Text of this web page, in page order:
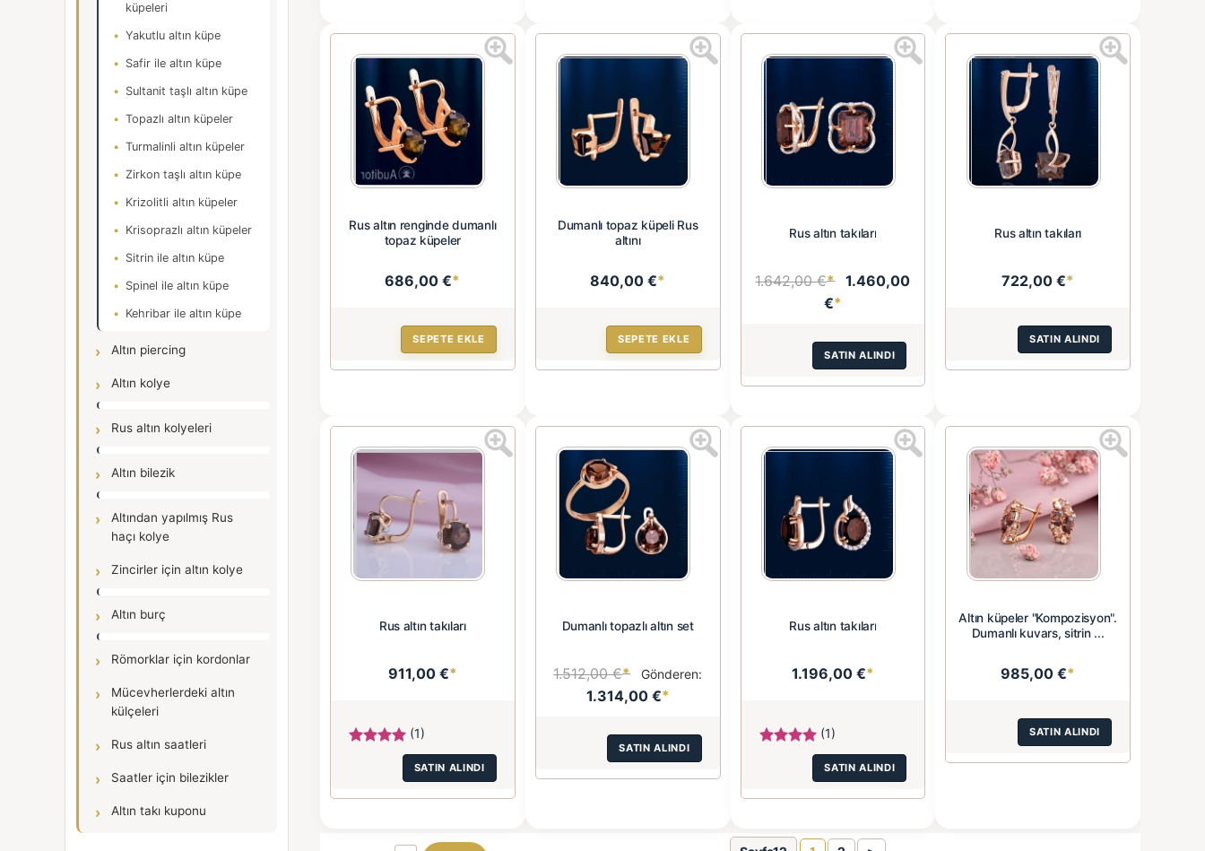
küpeleri
Yakutlu altın küpe
Safir ile altın küpe
Sultanit taşlı altın küpe
Topazlı altın küpeler
Turmalinli altın küpeler
Zirkon taşlı altın küpe
Krizolitli altın küpeler
Krisoprazlı altın küpeler
Sitrin ile altın küpe
Spinel ile altın küpe
Kehribar ile altın küpe
Altın piercing
Altın kolye
Rus altın kolyeleri
Altın bilezik
Altından yapılmış Rus
haçı kolye
Zincirler için altın kolye
Altın burç
Römorklar için kordonlar
Mücevherlerdeki altın
külçeleri
Rus altın saatleri
Saatler için bilezikler
Altın takı kuponu
Rus altın renginde dumanlı
topaz küpeler
686,00 €*
SEPETE EKLE
Dumanlı topaz küpeli Rus
altını
840,00 €*
SEPETE EKLE
Rus altın takıları
1.642,00 €*
1.460,00
€*
SATIN ALINDI
Rus altın takıları
722,00 €*
SATIN ALINDI
Rus altın takıları
911,00 €*
(1)
SATIN ALINDI
Dumanlı topazlı altın set
1.512,00 €* Gönderen:
1.314,00 €*
SATIN ALINDI
Rus altın takıları
1.196,00 €*
(1)
SATIN ALINDI
Altın küpeler "Kompozisyon".
Dumanlı kuvars, sitrin ...
985,00 €*
SATIN ALINDI